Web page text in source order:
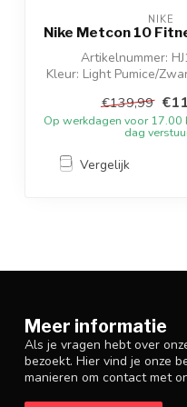
NIKE
Nike Metcon 10
Artikelnummer:
Kleur: Light Pumice/
€139,99
Op werkdagen voor 17.00
dag
Vergelijk
Meer informatie
Als je vragen hebt over
bezoekt. Hier vind je onze
manieren om contact met